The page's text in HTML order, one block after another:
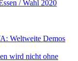
/ Wahl 2020
Weltweite Demos
wird nicht ohne